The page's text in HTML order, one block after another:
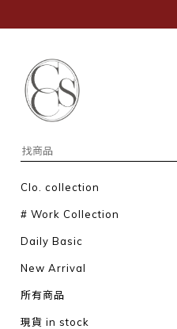
Clo. collection
# Work Collection
Daily Basic
New Arrival
所有商品
現貨 in stock